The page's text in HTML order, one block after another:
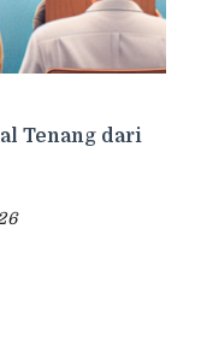
Tenang dari